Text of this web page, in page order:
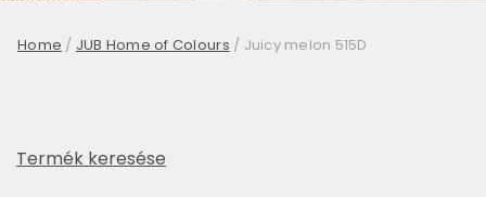
Home / JUB Home of Colours / Juicy melon 515D
Termék keresése